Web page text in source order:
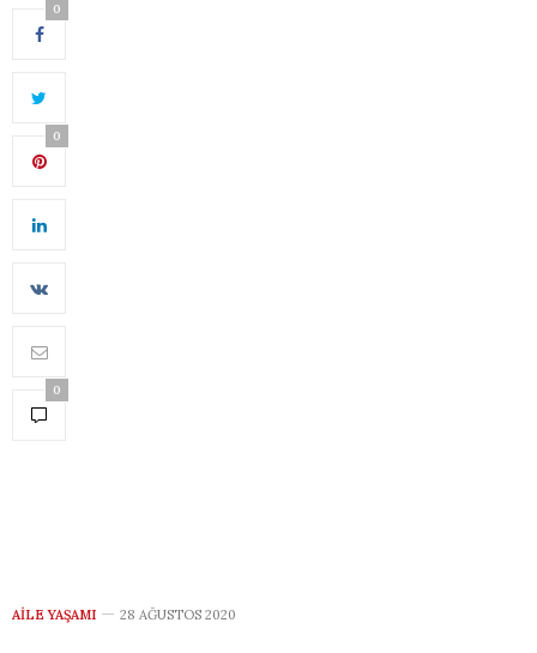
0
0
0
AILE YAŞAMI 28 AĞUSTOS 2020